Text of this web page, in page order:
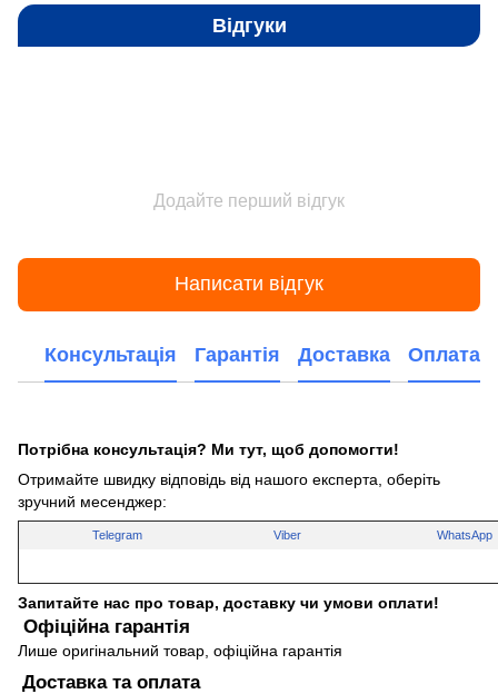
Відгуки
Додайте перший відгук
Написати відгук
Консультація Гарантія Доставка Оплата
Потрібна консультація? Ми тут, щоб допомогти!
Отримайте швидку відповідь від нашого експерта, оберіть
зручний месенджер:
Telegram Viber WhatsApp
Запитайте нас про товар, доставку чи умови оплати!
Офіційна гарантія
Лише оригінальний товар, офіційна гарантія
Доставка та оплата